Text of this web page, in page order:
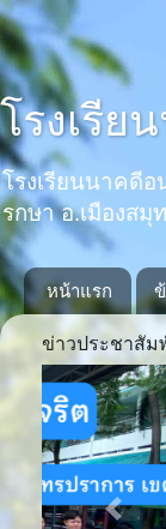
โรงเรี
โรงเรียนนาคดี
รกษา อ.เมืองส
หน้าแรก
ข่าวประชาสัม